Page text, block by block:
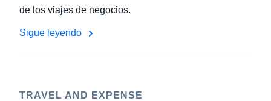
de los viajes de negocios.
Sigue leyendo
TRAVEL AND EXPENSE